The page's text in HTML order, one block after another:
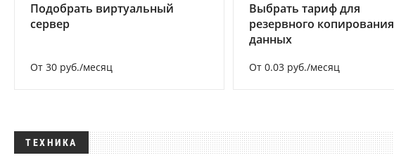
Подобрать виртуальный
сервер
От 30 руб./месяц
Выбрать тариф для
резервного копирования
данных
От 0.03 руб./месяц
ТЕХНИКА